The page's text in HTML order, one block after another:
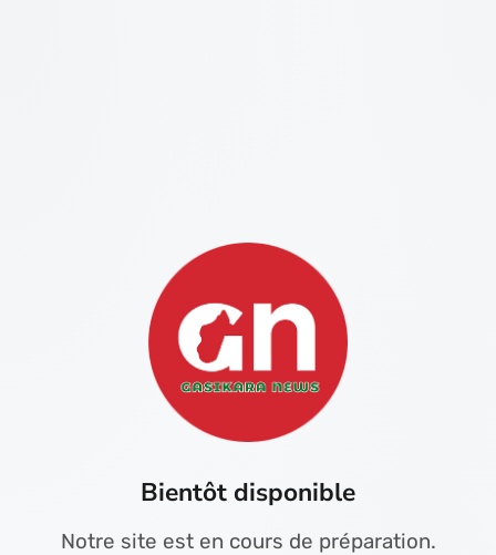
Bientôt disponible
Notre site est en cours de préparation.